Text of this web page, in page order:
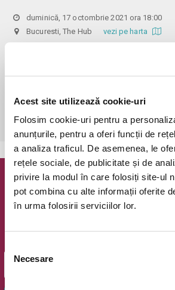
Acest site utilizează cookie-uri
Folosim cookie-uri pentru a
anunțurile, pentru a oferi funcții de
a analiza traficul. De asemenea, le
rețele sociale, de publicitate și de
privire la modul în care folosiți site-ul
pot combina cu alte informații oferite
în urma folosirii serviciilor lor.
consimțământului
Necesare
duminică, 17 octombrie 2021 ora 18:00
Bucuresti, The Hub vezi pe harta
În funcție de ora de începere, accesul în
oră / cu 40 minute mai devreme, fiind permis
Informații suplimentare, la nr. de telefon 0773
Newsletter @